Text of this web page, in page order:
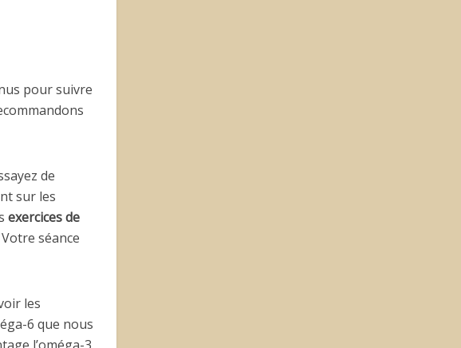
pour suivre
de
sur les
exercices de
séance
les
6 que nous